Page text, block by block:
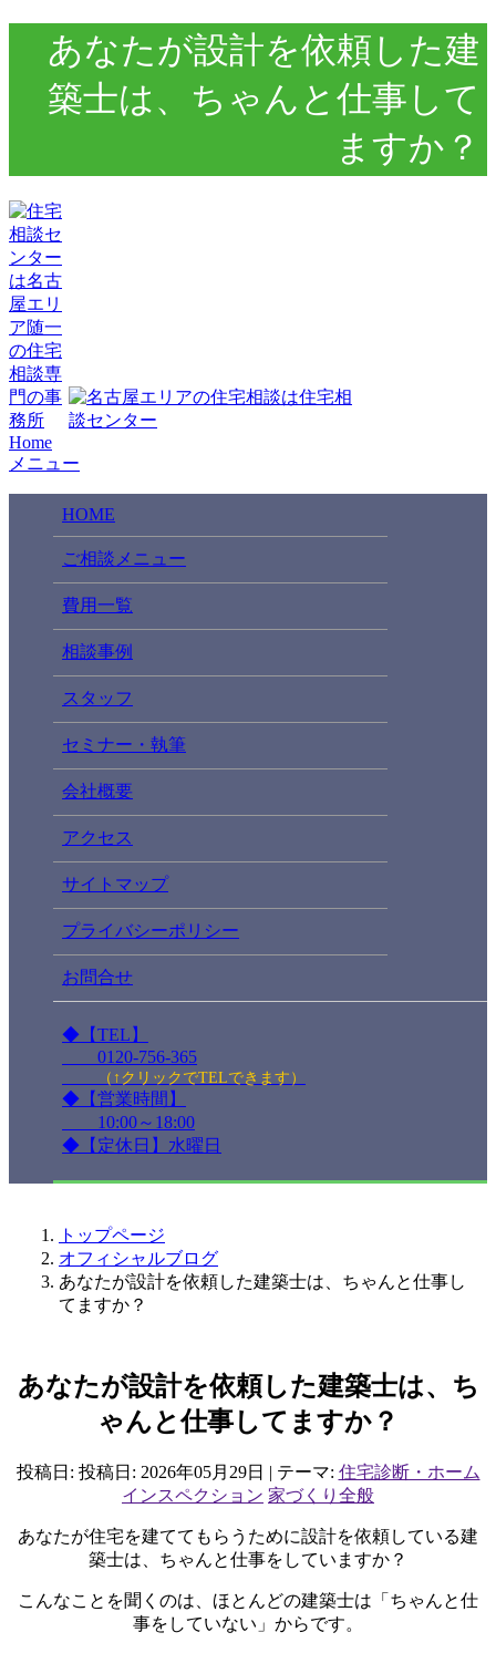
あなたが設計を依頼した建
築士は、ちゃんと仕事して
ますか？
Home
メニュー
HOME
ご相談メニュー
費用一覧
相談事例
スタッフ
セミナー・執筆
会社概要
アクセス
サイトマップ
プライバシーポリシー
お問合せ
◆【TEL】
0120-756-365
（↑クリックでTELできます）
◆【営業時間】
10:00～18:00
◆【定休日】水曜日
トップページ
オフィシャルブログ
あなたが設計を依頼した建築士は、ちゃんと仕事し
てますか？
あなたが設計を依頼した建築士は、ち
ゃんと仕事してますか？
投稿日: 投稿日: 2026年05月29日 | テーマ: 住宅診断・ホーム
インスペクション 家づくり全般
あなたが住宅を建ててもらうために設計を依頼している建
築士は、ちゃんと仕事をしていますか？
こんなことを聞くのは、ほとんどの建築士は「ちゃんと仕
事をしていない」からです。